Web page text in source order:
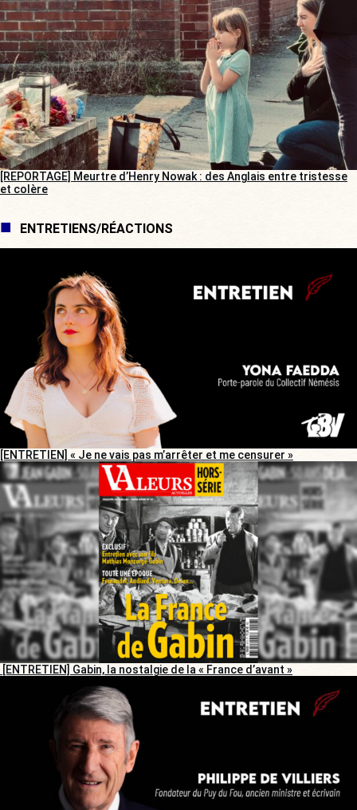
[REPORTAGE] Meurtre d’Henry Nowak : des Anglais entre tristesse
et colère
ENTRETIENS/RÉACTIONS
[ENTRETIEN] « Je ne vais pas m’arrêter et me censurer »
[ENTRETIEN] Gabin, la nostalgie de la « France d’avant »